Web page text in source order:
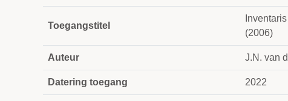
Toegangstitel
(2006)
Auteur J.N. van
Datering toegang 2022